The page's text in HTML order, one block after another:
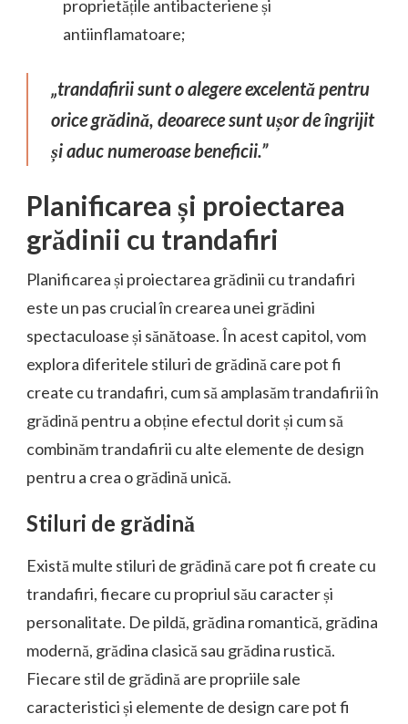
proprietățile antibacteriene și
antiinflamatoare;
„trandafirii sunt o alegere excelentă pentru
orice grădină, deoarece sunt ușor de îngrijit
și aduc numeroase beneficii.”
Planificarea și proiectarea
grădinii cu trandafiri
Planificarea și proiectarea grădinii cu trandafiri
este un pas crucial în crearea unei grădini
spectaculoase și sănătoase. În acest capitol, vom
explora diferitele stiluri de grădină care pot fi
create cu trandafiri, cum să amplasăm trandafirii în
grădină pentru a obține efectul dorit și cum să
combinăm trandafirii cu alte elemente de design
pentru a crea o grădină unică.
Stiluri de grădină
Există multe stiluri de grădină care pot fi create cu
trandafiri, fiecare cu propriul său caracter și
personalitate. De pildă, grădina romantică, grădina
modernă, grădina clasică sau grădina rustică.
Fiecare stil de grădină are propriile sale
caracteristici și elemente de design care pot fi